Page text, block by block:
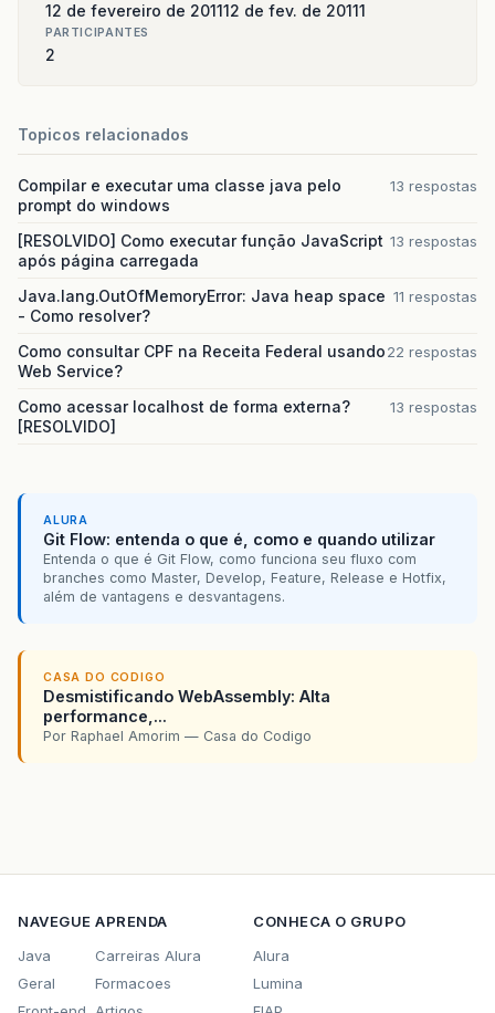
12 de fevereiro de 201112 de fev. de 20111
PARTICIPANTES
2
Topicos relacionados
Compilar e executar uma classe java pelo
prompt do windows
13 respostas
[RESOLVIDO] Como executar função JavaScript
após página carregada
13 respostas
Java.lang.OutOfMemoryError: Java heap space
- Como resolver?
11 respostas
Como consultar CPF na Receita Federal usando
Web Service?
22 respostas
Como acessar localhost de forma externa?
[RESOLVIDO]
13 respostas
ALURA
Git Flow: entenda o que é, como e quando utilizar
Entenda o que é Git Flow, como funciona seu fluxo com
branches como Master, Develop, Feature, Release e Hotfix,
além de vantagens e desvantagens.
CASA DO CODIGO
Desmistificando WebAssembly: Alta
performance,...
Por Raphael Amorim — Casa do Codigo
NAVEGUE
Java
Geral
APRENDA
Carreiras Alura
Formacoes
CONHECA O GRUPO
Alura
Lumina